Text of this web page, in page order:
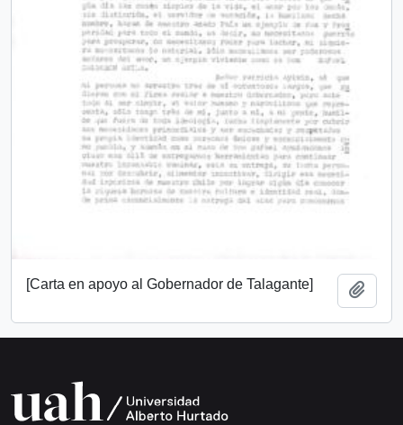
[Carta en apoyo al Gobernador de Talagante]